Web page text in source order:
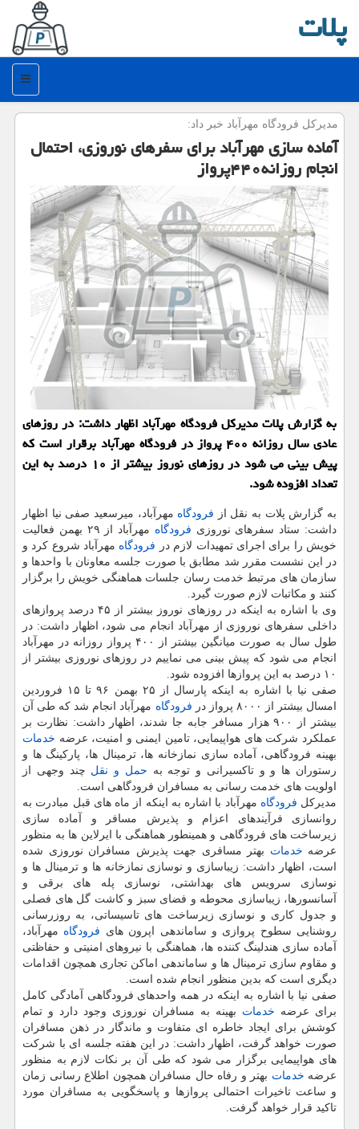
پلات
منو
مدیركل فرودگاه مهرآباد خبر داد:
آماده سازی مهرآباد برای سفرهای نوروزی، احتمال
انجام روزانه۴۴۰پرواز
به گزارش پلات مدیركل فرودگاه مهرآباد اظهار داشت: در روزهای
عادی سال روزانه ۴۰۰ پرواز در فرودگاه مهرآباد برقرار است كه
پیش بینی می شود در روزهای نوروز بیشتر از ۱۰ درصد به این
تعداد افزوده شود.
به گزارش پلات به نقل از فرودگاه مهرآباد، میرسعید صفی نیا اظهار
داشت: ستاد سفرهای نوروزی فرودگاه
مهرآباد از ۲۹ بهمن فعالیت
خویش را برای اجرای تمهیدات لازم در فرودگاه مهرآباد شروع كرد و
در این نشست مقرر شد مطابق با صورت جلسه معاونان با واحدها و
سازمان های مرتبط خدمت رسان جلسات هماهنگی خویش را برگزار
كنند و مكاتبات لازم صورت گیرد.
وی با اشاره به اینكه در روزهای نوروز بیشتر از ۴۵ درصد پروازهای
داخلی سفرهای نوروزی از مهرآباد انجام می شود، اظهار داشت: در
طول سال به صورت میانگین بیشتر از ۴۰۰ پرواز روزانه در مهرآباد
انجام می شود كه پیش بینی می نماییم در روزهای نوروزی بیشتر از
۱۰ درصد به این پروازها افزوده شود.
صفی نیا با اشاره به اینكه پارسال از ۲۵ بهمن ۹۶ تا ۱۵ فروردین
امسال بیشتر از ۸۰۰۰ پرواز در
فرودگاه مهرآباد انجام شد كه طی آن
بیشتر از ۹۰۰ هزار مسافر جابه جا شدند، اظهار داشت: نظارت بر
عملكرد شركت های هواپیمایی، تامین ایمنی و امنیت، عرضه خدمات
بهینه فرودگاهی، آماده سازی نمازخانه ها، ترمینال ها، پاركینگ ها و
رستوران ها و و تاكسیرانی و توجه به حمل و نقل چند وجهی از
اولویت های خدمت رسانی به مسافران فرودگاهی است.
مدیركل فرودگاه مهرآباد با اشاره به اینكه از ماه های قبل مبادرت به
روانسازی فرآیندهای اعزام و پذیرش مسافر و آماده سازی
زیرساخت های فرودگاهی و همینطور هماهنگی با ایرلاین ها به منظور
عرضه خدمات بهتر مسافری جهت پذیرش مسافران نوروزی شده
است، اظهار داشت: زیباسازی و نوسازی نمازخانه ها و ترمینال ها و
نوسازی سرویس های بهداشتی، نوسازی پله های برقی و
آسانسورها، زیباسازی محوطه و فضای سبز و كاشت گل های فصلی
و جدول كاری و نوسازی زیرساخت های تاسیساتی، به روزرسانی
روشنایی سطوح پروازی و ساماندهی اپرون های فرودگاه مهرآباد،
آماده سازی هندلینگ كننده ها، هماهنگی با نیروهای امنیتی و حفاظتی
و مقاوم سازی ترمینال ها و ساماندهی اماكن تجاری همچون اقدامات
دیگری است كه بدین منظور انجام شده است.
صفی نیا با اشاره به اینكه در همه واحدهای فرودگاهی آمادگی كامل
برای عرضه خدمات بهینه به مسافران نوروزی وجود دارد و تمام
كوشش برای ایجاد خاطره ای متفاوت و ماندگار در ذهن مسافران
صورت خواهد گرفت، اظهار داشت: در این هفته جلسه ای با شركت
های هواپیمایی برگزار می شود كه طی آن بر نكات لازم به منظور
عرضه خدمات بهتر و رفاه حال مسافران همچون اطلاع رسانی زمان
و ساعت تاخیرات احتمالی پروازها و پاسخگویی به مسافران مورد
تاكید قرار خواهد گرفت.